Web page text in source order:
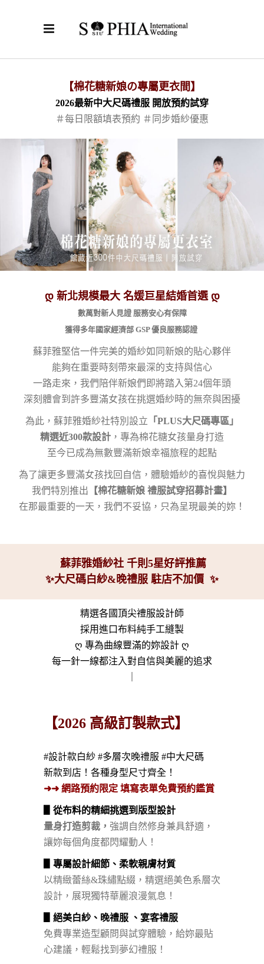
【棉花糖新娘の專屬更衣間】
2026最新中大尺碼禮服 開放預約試穿
＃每日限額填表預約 ＃同步婚紗優惠
დ 新北規模最大 名媛巨星結婚首選 დ
數萬對新人見證 服務安心有保障
獲得多年國家經濟部 GSP優良服務認證
蘇菲雅堅信一件完美的婚紗如同新娘的貼心夥伴
能夠在重要時刻帶來最深的支持與信心
一路走來，我們陪伴新娘們即將踏入第24個年頭
深刻體會到許多豐滿女孩在挑選婚紗時的無奈與困擾
為此，蘇菲雅婚紗社特別設立 「PLUS大尺碼專區」
精選近300款設計 ，專為棉花糖女孩量身打造
至今已成為無數豐滿新娘幸福旅程的起點
為了讓更多豐滿女孩找回自信，體驗婚紗的喜悅與魅力
我們特別推出 【棉花糖新娘 禮服試穿招募計畫】
在那最重要的一天，我們不妥協，只為呈現最美的妳！
蘇菲雅婚紗社 千則5星好評推薦
✨大尺碼白紗&晚禮服 駐店不加價 ✨
精選各國頂尖禮服設計師
採用進口布料純手工縫製
ღ 專為曲線豐滿的妳設計 ღ
每一針一線都注入對自信與美麗的追求
【2026 高級訂製款式】
#設計款白紗 #多層次晚禮服 #中大尺碼
新款到店！各種身型尺寸齊全！
➜➜ 網路預約限定 填寫表單免費預約鑑賞
▋從布料的精細挑選到版型設計
量身打造剪裁， 強調自然修身兼具舒適，
讓妳每個角度都閃耀動人！
▋專屬設計細節、柔軟親膚材質
以精緻蕾絲&珠繡點綴，精選絕美色系層次
設計，展現獨特華麗浪漫氣息！
▋絕美白紗、晚禮服 、宴客禮服
免費專業造型顧問與試穿體驗，給妳最貼
心建議，輕鬆找到夢幻禮服！